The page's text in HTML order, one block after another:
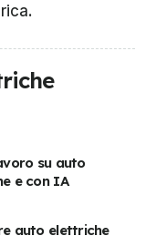
su auto
e con IA
auto elettriche